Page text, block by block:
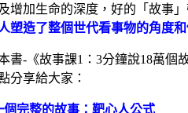
增加生命的深度，好的「故事
塑造了整個世代看事物的角度
書-《故事課1：3分鐘說18萬
分享給大家：
個完整的故事：靶心人公式